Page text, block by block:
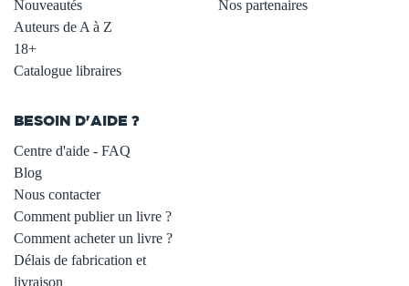
Nouveautés
Auteurs de A à Z
18+
Catalogue libraires
Nos partenaires
BESOIN D'AIDE ?
Centre d'aide - FAQ
Blog
Nous contacter
Comment publier un livre ?
Comment acheter un livre ?
Délais de fabrication et
livraison